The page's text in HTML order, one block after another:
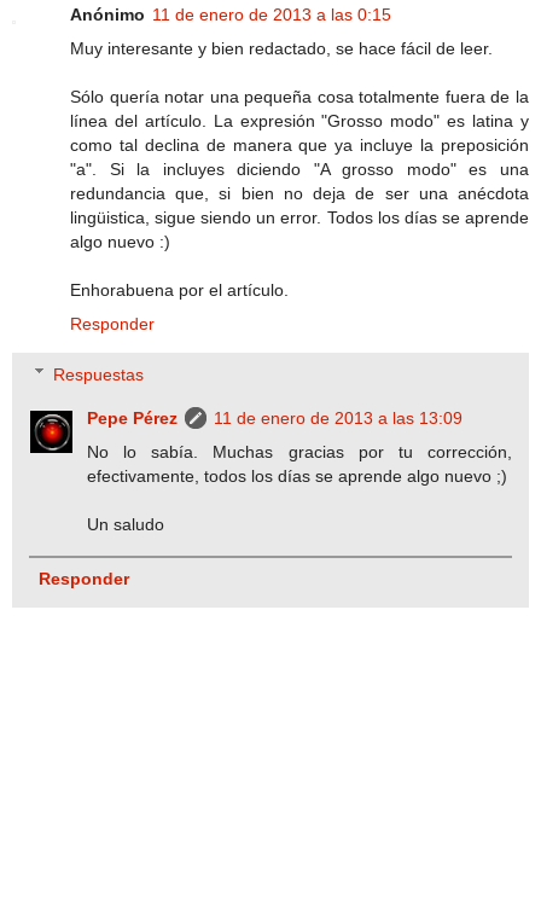
Anónimo 11 de enero de 2013 a las 0:15
Muy interesante y bien redactado, se hace fácil de leer.
Sólo quería notar una pequeña cosa totalmente fuera de la
línea del artículo. La expresión "Grosso modo" es latina y
como tal declina de manera que ya incluye la preposición
"a". Si la incluyes diciendo "A grosso modo" es una
redundancia que, si bien no deja de ser una anécdota
lingüistica, sigue siendo un error. Todos los días se aprende
algo nuevo :)
Enhorabuena por el artículo.
Responder
Respuestas
Pepe Pérez
11 de enero de 2013 a las 13:09
No lo sabía. Muchas gracias por tu corrección,
efectivamente, todos los días se aprende algo nuevo ;)
Un saludo
Responder